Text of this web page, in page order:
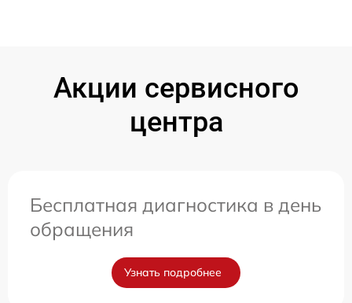
Акции сервисного
центра
Бесплатная диагностика в день
обращения
Узнать подробнее